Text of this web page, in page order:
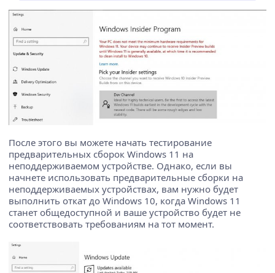
После этого вы можете начать тестирование
предварительных сборок Windows 11 на
неподдерживаемом устройстве. Однако, если вы
начнете использовать предварительные сборки на
неподдерживаемых устройствах, вам нужно будет
выполнить откат до Windows 10, когда Windows 11
станет общедоступной и ваше устройство будет не
соответствовать требованиям на тот момент.